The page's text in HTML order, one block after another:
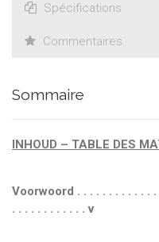
Spécifications
Commentaires
Sommaire
INHOUD – TABLE DES
Voorwoord . . . . . . . . . . . . .
. . . . . . . . . . . . v